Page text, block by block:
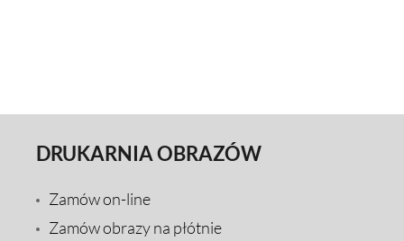
DRUKARNIA OBRAZÓW
Zamów on-line
Zamów obrazy na płótnie